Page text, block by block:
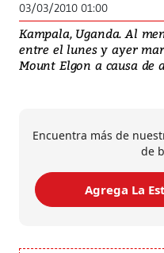
03/03/2010 01:00
Kampala, Uganda. Al
entre el lunes y ayer
Mount Elgon a causa de
Encuentra más de
de
Agrega La